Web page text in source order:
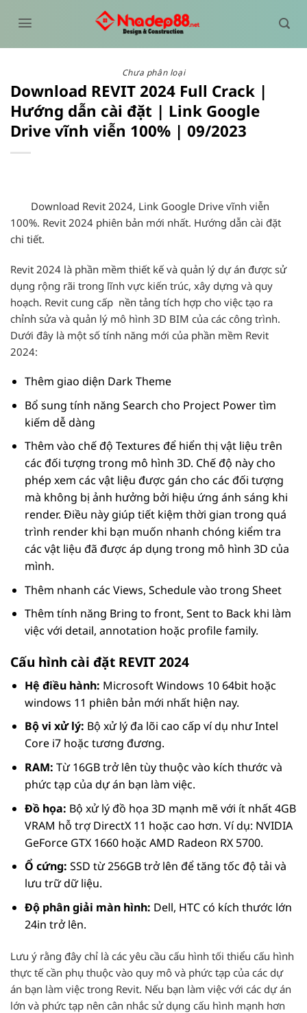
qua
Chưa phân loại
Download REVIT 2024 Full Crack |
Hướng dẫn cài đặt | Link Google
Drive vĩnh viễn 100% | 09/2023
Download Revit 2024, Link Google Drive vĩnh viễn
100%. Revit 2024 phiên bản mới nhất. Hướng dẫn cài đặt
chi tiết.
Revit 2024 là phần mềm thiết kế và quản lý dự án được sử
dụng rộng rãi trong lĩnh vực kiến trúc, xây dựng và quy
hoạch. Revit cung cấp nền tảng tích hợp cho việc tạo ra
chỉnh sửa và quản lý mô hình 3D BIM của các công trình.
Dưới đây là một số tính năng mới của phần mềm Revit
2024:
Thêm giao diện Dark Theme
Bổ sung tính năng Search cho Project Power tìm
kiếm dễ dàng
Thêm vào chế độ Textures để hiển thị vật liệu trên
các đối tượng trong mô hình 3D. Chế độ này cho
phép xem các vật liệu được gán cho các đối tượng
mà không bị ảnh hưởng bởi hiệu ứng ánh sáng khi
render. Điều này giúp tiết kiệm thời gian trong quá
trình render khi bạn muốn nhanh chóng kiểm tra
các vật liệu đã được áp dụng trong mô hình 3D của
mình.
Thêm nhanh các Views, Schedule vào trong Sheet
Thêm tính năng Bring to front, Sent to Back khi làm
việc với detail, annotation hoặc profile family.
Cấu hình cài đặt REVIT 2024
Hệ điều hành: Microsoft Windows 10 64bit hoặc
windows 11 phiên bản mới nhất hiện nay.
Bộ vi xử lý: Bộ xử lý đa lõi cao cấp ví dụ như Intel
Core i7 hoặc tương đương.
RAM: Từ 16GB trở lên tùy thuộc vào kích thước và
phức tạp của dự án bạn làm việc.
Đồ họa: Bộ xử lý đồ họa 3D mạnh mẽ với ít nhất 4GB
VRAM hỗ trợ DirectX 11 hoặc cao hơn. Ví dụ: NVIDIA
GeForce GTX 1660 hoặc AMD Radeon RX 5700.
Ổ cứng: SSD từ 256GB trở lên để tăng tốc độ tải và
lưu trữ dữ liệu.
Độ phân giải màn hình: Dell, HTC có kích thước lớn
24in trở lên.
Lưu ý rằng đây chỉ là các yêu cầu cấu hình tối thiểu cấu hình
thực tế cần phụ thuộc vào quy mô và phức tạp của các dự
án bạn làm việc trong Revit. Nếu bạn làm việc với các dự án
lớn và phức tạp nên cân nhắc sử dụng cấu hình mạnh hơn